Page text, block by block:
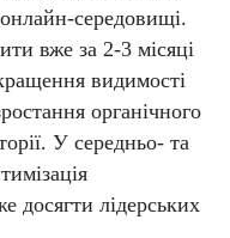
середовищі.
вже за 2-3 місяці
видимості
органічного
У середньо- та
досягти лідерських